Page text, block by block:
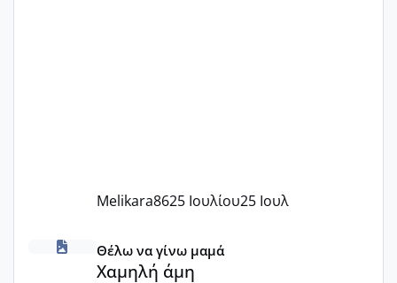
Melikara8625 Ιουλίου25 Ιουλ
Χαμηλή άμη
Θέλω να γίνω μαμά
Χαμηλή άμη